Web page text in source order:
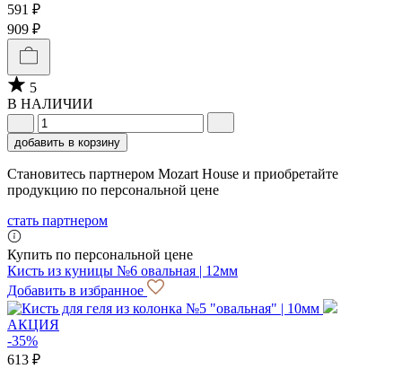
591 ₽
909 ₽
5
В НАЛИЧИИ
добавить в корзину
Становитесь партнером Mozart House и приобретайте
продукцию по персональной цене
стать партнером
Купить по персональной цене
Кисть из куницы №6 овальная | 12мм
Добавить в избранное
АКЦИЯ
-35%
613 ₽